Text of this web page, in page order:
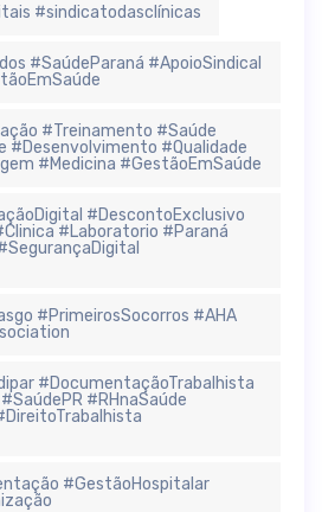
#sindicatodasclínicas
#SaúdeParaná #ApoioSindical
#Treinamento #Saúde
#Desenvolvimento #Qualidade
#Medicina #GestãoEmSaúde
#DescontoExclusivo
#Laboratorio #Paraná
#PrimeirosSocorros #AHA
#DocumentaçãoTrabalhista
#RHnaSaúde
#GestãoHospitalar